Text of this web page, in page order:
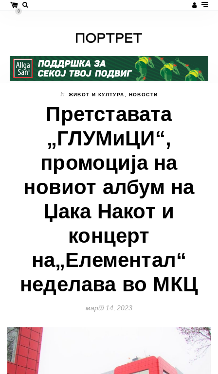
0
In ЖИВОТ И КУЛТУРА НОВОСТИ
Претставата
„ГЛУМиЦИ“,
промоција на
новиот албум на
Џака Накот и
концерт
на„Елементал“
неделава во МКЦ
март 14, 2023